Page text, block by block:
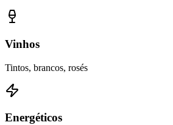
Vinhos
Tintos, brancos, rosés
Energéticos